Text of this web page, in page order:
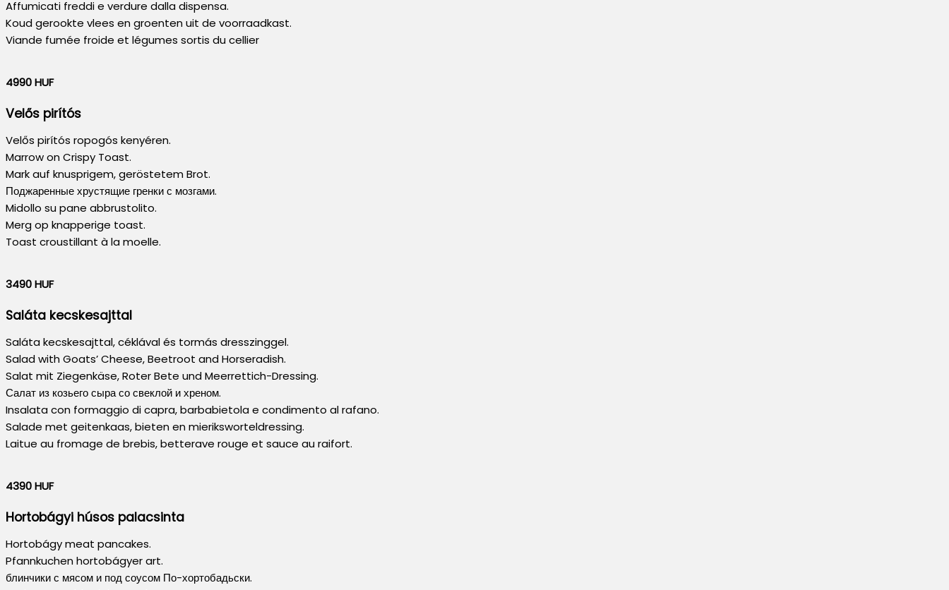
Affumicati freddi e verdure dalla dispensa.
Koud gerookte vlees en groenten uit de voorraadkast.
Viande fumée froide et légumes sortis du cellier
4990 HUF
Velős pirítós
Velős pirítós ropogós kenyéren.
Marrow on Crispy Toast.
Mark auf knusprigem, geröstetem Brot.
Поджаренные хрустящие гренки с мозгами.
Midollo su pane abbrustolito.
Merg op knapperige toast.
Toast croustillant à la moelle.
3490 HUF
Saláta kecskesajttal
Saláta kecskesajttal, céklával és tormás dresszinggel.
Salad with Goats’ Cheese, Beetroot and Horseradish.
Salat mit Ziegenkäse, Roter Bete und Meerrettich-Dressing.
Салат из козьего сыра со свеклой и хреном.
Insalata con formaggio di capra, barbabietola e condimento al rafano.
Salade met geitenkaas, bieten en mieriksworteldressing.
Laitue au fromage de brebis, betterave rouge et sauce au raifort.
4390 HUF
Hortobágyi húsos palacsinta
Hortobágy meat pancakes.
Pfannkuchen hortobágyer art.
блинчики с мясом и под соусом По-хортобадьски.